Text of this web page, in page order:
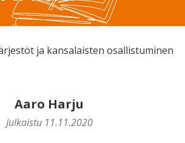
ja kansalaisten osallistuminen
Aaro Harju
Julkaistu 11.11.2020